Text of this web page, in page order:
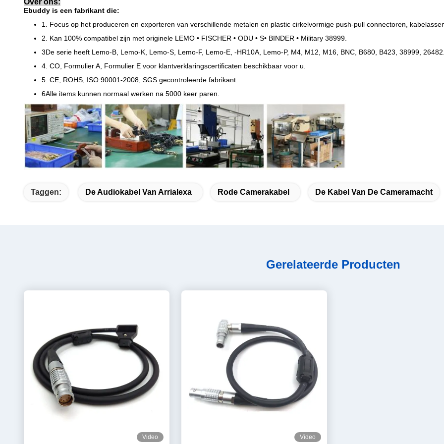
Over ons:
Ebuddy is een fabrikant die:
1. Focus op het produceren en exporteren van verschillende metalen en plastic cirkelvormige push-pull connectoren,
2. Kan 100% compatibel zijn met originele LEMO • FISCHER • ODU • S• BINDER • Military 38999.
3De serie heeft Lemo-B, Lemo-K, Lemo-S, Lemo-F, Lemo-E, -HR10A, Lemo-P, M4, M12, M16, BNC, B680, B423, 38999, 26482.
4. CO, Formulier A, Formulier E voor klantverklaringscertificaten beschikbaar voor u.
5. CE, ROHS, ISO:90001-2008, SGS gecontroleerde fabrikant.
6Alle items kunnen normaal werken na 5000 keer paren.
Taggen: De Audiokabel Van Arrialexa Rode Camerakabel De Kabel Van De Cameramacht
Gerelateerde Producten
Video Video